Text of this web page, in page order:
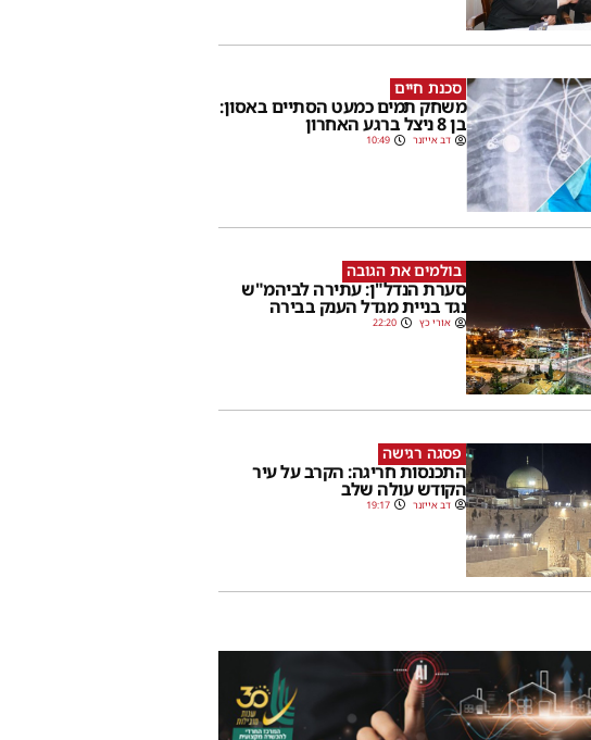
סכנת חיים
משחק תמים כמעט הסתיים באסון:
בן 8 ניצל ברגע האחרון
דב אייזנר 10:49
בולמים את הגובה
סערת הנדל"ן: עתירה לביהמ"ש
נגד בניית מגדל הענק בבירה
אורי כץ 22:20
פסגה רגישה
התכנסות חריגה: הקרב על עיר
הקודש עולה שלב
דב אייזנר 19:17